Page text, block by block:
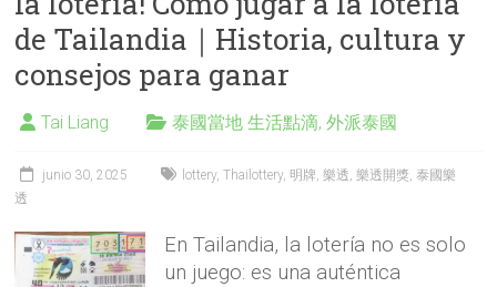
de Tailandia｜Historia, cultura y
consejos para ganar
Tai Liang 泰國當地 生活點滴,外派泰國
junio 30, 2025 lottery,Thailottery, 明牌,樂透,樂透開獎,泰國樂
透
En Tailandia, la lotería no es solo
un juego: es una auténtica